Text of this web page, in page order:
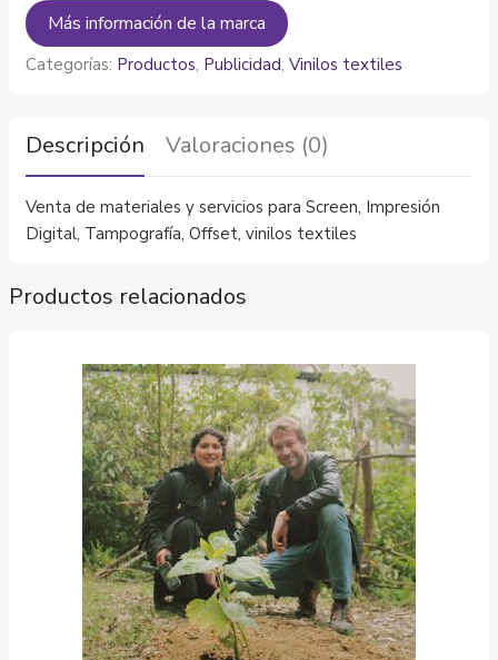
Más información de la marca
Categorías: Productos, Publicidad, Vinilos textiles
Descripción Valoraciones (0)
Venta de materiales y servicios para Screen, Impresión
Digital, Tampografía, Offset, vinilos textiles
Productos relacionados